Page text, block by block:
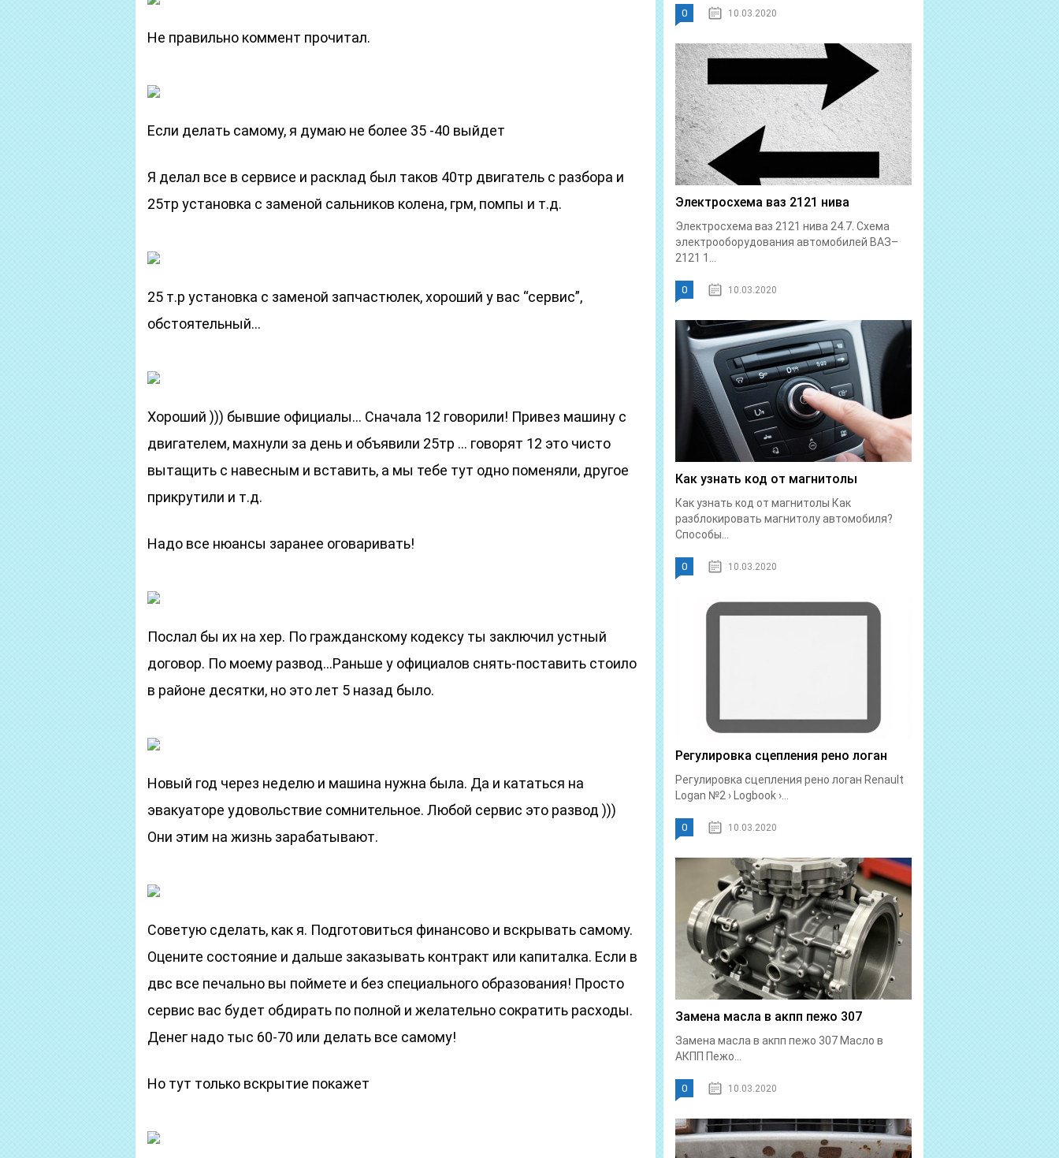
Не правильно коммент прочитал.
Если делать самому, я думаю не более 35 -40 выйдет
Я делал все в сервисе и расклад был таков 40тр двигатель с разбора и
25тр установка с заменой сальников колена, грм, помпы и т.д.
25 т.р установка с заменой запчастюлек, хороший у вас “сервис”,
обстоятельный…
Хороший ))) бывшие официалы… Сначала 12 говорили! Привез машину с
двигателем, махнули за день и объявили 25тр … говорят 12 это чисто
вытащить с навесным и вставить, а мы тебе тут одно поменяли, другое
прикрутили и т.д.
Надо все нюансы заранее оговаривать!
Послал бы их на хер. По гражданскому кодексу ты заключил устный
договор. По моему развод…Раньше у официалов снять-поставить стоило
в районе десятки, но это лет 5 назад было.
Новый год через неделю и машина нужна была. Да и кататься на
эвакуаторе удовольствие сомнительное. Любой сервис это развод )))
Они этим на жизнь зарабатывают.
Советую сделать, как я. Подготовиться финансово и вскрывать самому.
Оцените состояние и дальше заказывать контракт или капиталка. Если в
двс все печально вы поймете и без специального образования! Просто
сервис вас будет обдирать по полной и желательно сократить расходы.
Денег надо тыс 60-70 или делать все самому!
Но тут только вскрытие покажет
0 10.03.2020
Электросхема ваз 2121 нива
Электросхема ваз 2121 нива 24.7. Схема
электрооборудования автомобилей ВАЗ–
2121 1...
0 10.03.2020
Как узнать код от магнитолы
Как узнать код от магнитолы Как
разблокировать магнитолу автомобиля?
Способы...
0 10.03.2020
Регулировка сцепления рено логан
Регулировка сцепления рено логан Renault
Logan №2 › Logbook ›...
0 10.03.2020
Замена масла в акпп пежо 307
Замена масла в акпп пежо 307 Масло в
АКПП Пежо...
0 10.03.2020